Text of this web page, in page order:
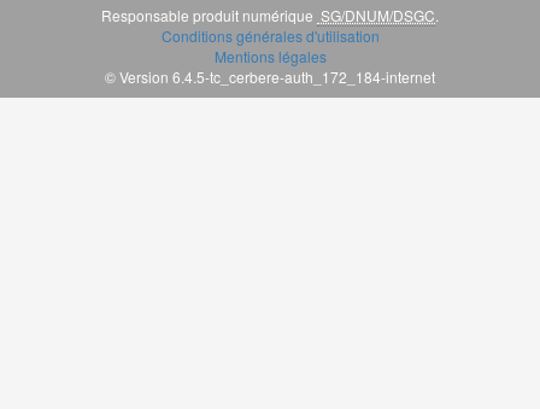
Responsable produit numérique SG/DNUM/DSGC
Conditions générales d'utilisation
Mentions légales
© Version 6.4.5-tc_cerbere-auth_172_184-internet